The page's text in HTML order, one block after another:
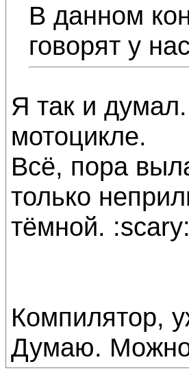
В данном
говорят у
Я так и
мотоцикле.
Всё, пора
только
тёмной. :scary:
Компилятор,
Думаю. Можно